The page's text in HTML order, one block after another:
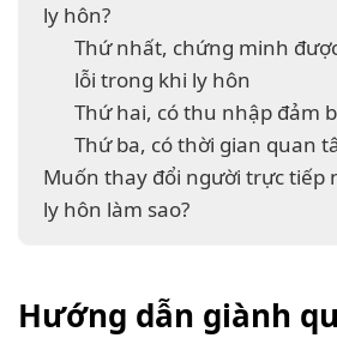
ly hôn?
Thứ nhất, chứng minh
lỗi trong khi ly hôn
Thứ hai, có thu nhập đảm
Thứ ba, có thời gian quan
Muốn thay đổi người trực tiếp
ly hôn làm sao?
Hướng dẫn giành